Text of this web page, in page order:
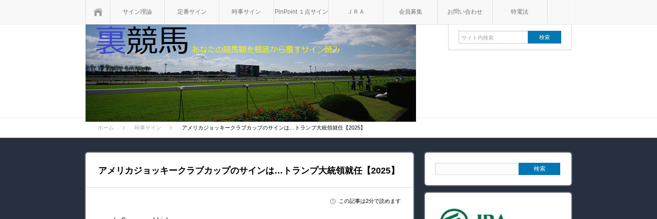
サイン理論 定番サイン 時事サイン PinPoint １点サイン ＪＲＡ 会員募集 お問い合わせ 特電法
ホーム 時事サイン アメリカジョッキークラブカップのサインは…トランプ大統領就任【2025】
アメリカジョッキークラブカップのサインは…トランプ大統領就任【2025】
この記事は2分で読めます